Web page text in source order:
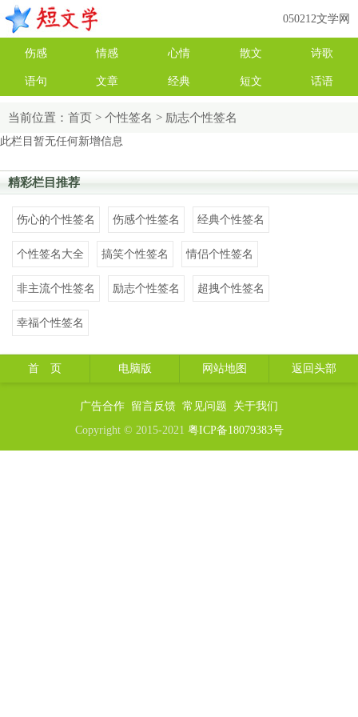
050212文学网
伤感 情感 心情 散文 诗歌
语句 文章 经典 短文 话语
当前位置： 首页 > 个性签名 > 励志个性签名
此栏目暂无任何新增信息
精彩栏目推荐
伤心的个性签名 伤感个性签名 经典个性签名
个性签名大全 搞笑个性签名 情侣个性签名
非主流个性签名 励志个性签名 超拽个性签名
幸福个性签名
首 页 电脑版 网站地图 返回头部
广告合作 留言反馈 常见问题
关于我们
Copyright © 2015-2021 粤ICP备18079383号